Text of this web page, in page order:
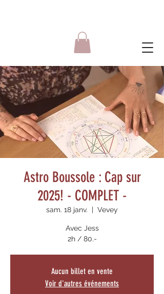
Astro Boussole : Cap sur
2025! - COMPLET -
sam. 18 janv.
  |
Vevey
Avec Jess
2h / 80.-
Aucun billet en vente
Voir d'autres événements